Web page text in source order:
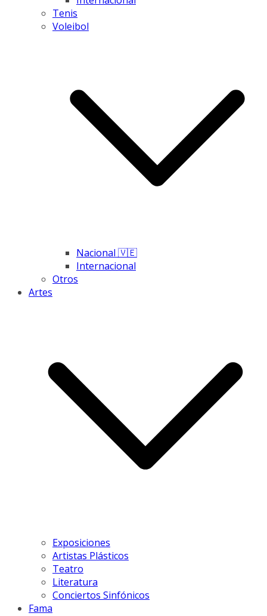
Tenis
Voleibol
Nacional 🇻🇪
Internacional
Otros
Artes
Exposiciones
Artistas Plásticos
Teatro
Literatura
Conciertos Sinfónicos
Fama